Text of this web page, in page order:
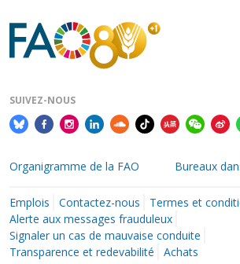
SUIVEZ-NOUS
Organigramme de la FAO Bureaux
Emplois Contactez-nous
Termes et
Alerte aux messages frauduleux
Signaler un cas de mauvaise conduite
Transparence et redevabilité
Achats